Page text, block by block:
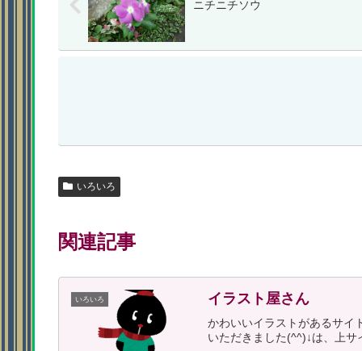
ニチニチソウ
いろいろ
関連記事
いろいろ イラスト屋さん
かわいいイラストがあるサイ
いただきました(^^)↓は、上